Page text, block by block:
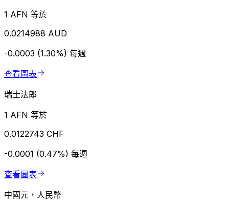
1 AFN 等於
0.0214988 AUD
-0.0003 (1.30%) 每週
查看圖表
瑞士法郎
1 AFN 等於
0.0122743 CHF
-0.0001 (0.47%) 每週
查看圖表
中國元，人民幣